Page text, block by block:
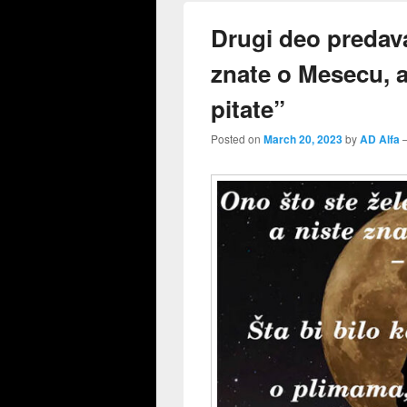
Drugi deo
znate o Mesecu,
pitate”
Posted on March 20, 2023byAD Alfa